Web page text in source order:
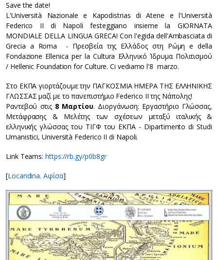
Save the date!
L'Università Nazionale e Kapodistrias di Atene e l'Università
Federico II di Napoli festeggiano insieme la GIORNATA
MONDIALE DELLA LINGUA GRECA! Con l'egida dell'Ambasciata di
Grecia a Roma - Πρεσβεία της Ελλάδος στη Ρώμη e della
Fondazione Ellenica per la Cultura Ελληνικό Ίδρυμα Πολιτισμού
/ Hellenic Foundation for Culture. Ci vediamo l'8 marzo.
Στο ΕΚΠΑ γιορτάζουμε την ΠΑΓΚΟΣΜΙΑ ΗΜΕΡΑ ΤΗΣ ΕΛΛΗΝΙΚΗΣ
ΓΛΩΣΣΑΣ μαζί με το πανεπιστήμιο Federico II της Νάπολης!
Ραντεβού στις 8 Μαρτίου. Διοργάνωση: Εργαστήριο Γλώσσας,
Μετάφρασης & Μελέτης των σχέσεων μεταξύ ιταλικής &
ελληνικής γλώσσας του ΤΙΓΦ του ΕΚΠΑ - Dipartimento di Studi
Umanistici, Università Federico II di Napoli.
Link Teams:https://rb.gy/p0b8gr
[Locandina. Αφίσα]